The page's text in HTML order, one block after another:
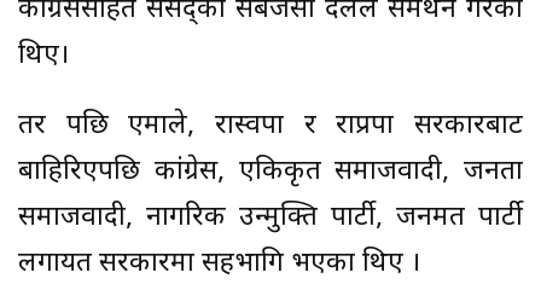
कांग्रेससहित संसद्का सबैजसो दलले समर्थन गरेका
थिए।
तर पछि एमाले, रास्वपा र राप्रपा सरकारबाट
बाहिरिएपछि कांग्रेस, एकिकृत समाजवादी, जनता
समाजवादी, नागरिक उन्मुक्ति पार्टी, जनमत पार्टी
लगायत सरकारमा सहभागि भएका थिए ।